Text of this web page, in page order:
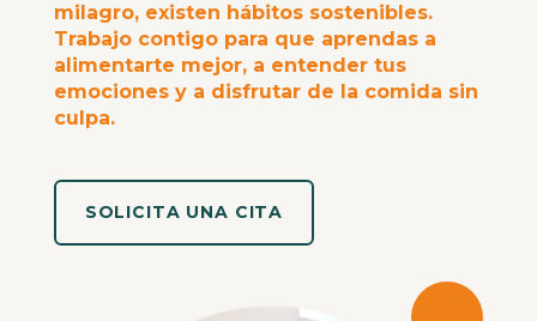
milagro, existen hábitos sostenibles.
Trabajo contigo para que aprendas a
alimentarte mejor, a entender tus
emociones y a disfrutar de la comida sin
culpa.
SOLICITA UNA CITA